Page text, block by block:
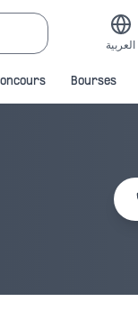
العربية
Bourses